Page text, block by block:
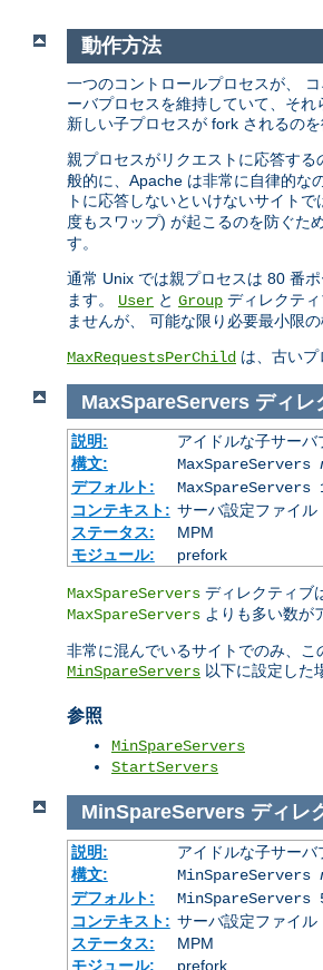
動作方法
一つのコントロールプロセスが、
ーバプロセスを維持していて、そ
新しい子プロセスが fork されるの
親プロセスがリクエストに応答する
般的に、Apache は非常に自律的な
トに応答しないといけないサイトで
度もスワップ) が起こるのを防ぐた
す。
通常 Unix では親プロセスは 80 番
ます。 User と Group ディレクテ
ませんが、 可能な限り必要最小限
MaxRequestsPerChild は、古い
MaxSpareServers ディレ
説明:
アイドルな子サー
構文:
MaxSpareServers
デフォルト:
MaxSpareServers
コンテキスト: サーバ設定ファイル
ステータス:
MPM
モジュール:
prefork
MaxSpareServers ディレクティブ
MaxSpareServers よりも多い数が
非常に混んでいるサイトでのみ、こ
MinSpareServers 以下に設定した
参照
MinSpareServers
StartServers
MinSpareServers ディレ
説明:
アイドルな子サー
構文:
MinSpareServers
デフォルト:
MinSpareServers
コンテキスト: サーバ設定ファイル
ステータス:
MPM
モジュール:
prefork